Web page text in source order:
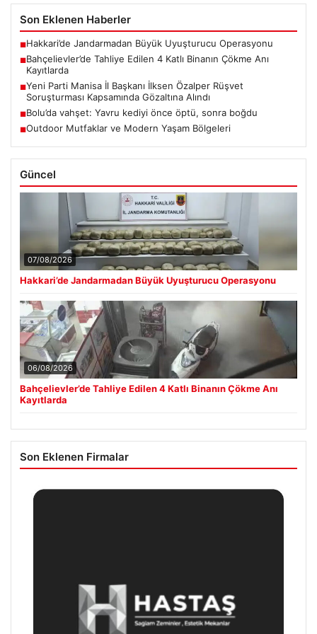
Son Eklenen Haberler
■Hakkari’de Jandarmadan Büyük Uyuşturucu Operasyonu
■Bahçelievler’de Tahliye Edilen 4 Katlı Binanın Çökme Anı
Kayıtlarda
■Yeni Parti Manisa İl Başkanı İlksen Özalper Rüşvet
Soruşturması Kapsamında Gözaltına Alındı
■Bolu’da vahşet: Yavru kediyi önce öptü, sonra boğdu
■Outdoor Mutfaklar ve Modern Yaşam Bölgeleri
Güncel
07/08/2026
Hakkari’de Jandarmadan Büyük Uyuşturucu Operasyonu
06/08/2026
Bahçelievler’de Tahliye Edilen 4 Katlı Binanın Çökme Anı
Kayıtlarda
Son Eklenen Firmalar